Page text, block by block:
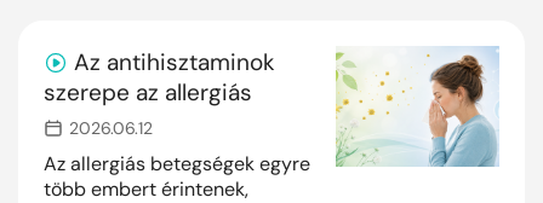
lehetőségeit.
Az antihisztaminok
szerepe az allergiás
rhinitis modern
kezelésében
2026.06.12
Az allergiás betegségek egyre
több embert érintenek,